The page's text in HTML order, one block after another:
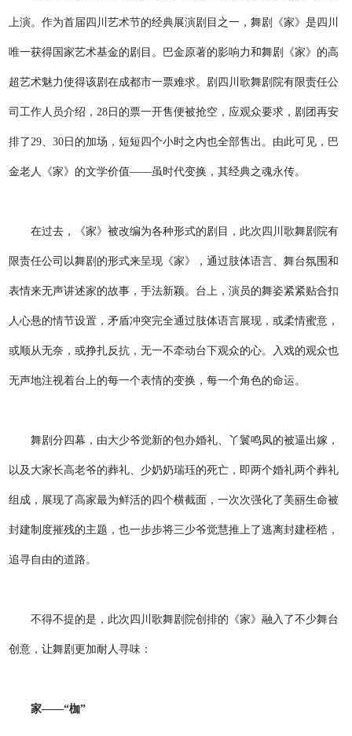
上演。作为首届四川艺术节的经典展演剧目之一，舞剧《家》是四川
唯一获得国家艺术基金的剧目。巴金原著的影响力和舞剧《家》的高
超艺术魅力使得该剧在成都市一票难求。剧四川歌舞剧院有限责任公
司工作人员介绍，28日的票一开售便被抢空，应观众要求，剧团再安
排了29、30日的加场，短短四个小时之内也全部售出。由此可见，巴
金老人《家》的文学价值——虽时代变换，其经典之魂永传。
在过去，《家》被改编为各种形式的剧目，此次四川歌舞剧院有
限责任公司以舞剧的形式来呈现《家》，通过肢体语言、舞台氛围和
表情来无声讲述家的故事，手法新颖。台上，演员的舞姿紧紧贴合扣
人心悬的情节设置，矛盾冲突完全通过肢体语言展现，或柔情蜜意，
或顺从无奈，或挣扎反抗，无一不牵动台下观众的心。入戏的观众也
无声地注视着台上的每一个表情的变换，每一个角色的命运。
舞剧分四幕，由大少爷觉新的包办婚礼、丫鬟鸣凤的被逼出嫁，
以及大家长高老爷的葬礼、少奶奶瑞珏的死亡，即两个婚礼两个葬礼
组成，展现了高家最为鲜活的四个横截面，一次次强化了美丽生命被
封建制度摧残的主题，也一步步将三少爷觉慧推上了逃离封建桎梏，
追寻自由的道路。
不得不提的是，此次四川歌舞剧院创排的《家》融入了不少舞台
创意，让舞剧更加耐人寻味：
家——“枷”